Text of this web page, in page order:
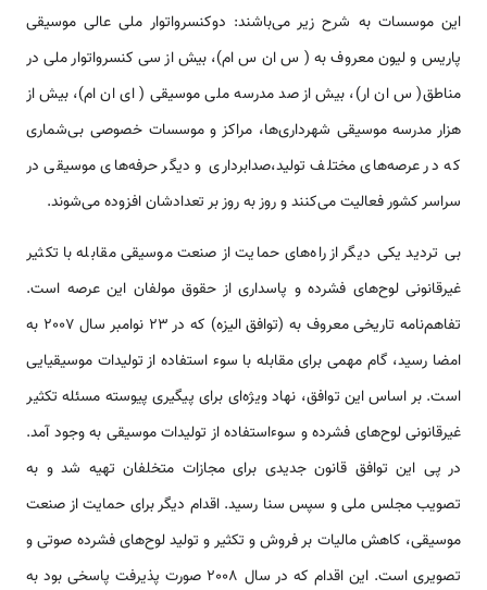
این موسسات به شرح زیر می‌باشند: دوکنسرواتوار ملی عالی موسیقی
پاریس و لیون معروف به ( س ان س ام)، بیش از سی کنسرواتوار ملی در
مناطق( س ان ار)، بیش از صد مدرسه ملی موسیقی ( ای ان ام)، بیش از
هزار مدرسه موسیقی شهرداری‌ها، مراکز و موسسات خصوصی بی‌شماری
که در عرصه‌های مختلف تولید،صدابرداری و دیگر حرفه‌های موسیقی در
سراسر کشور فعالیت می‌کنند و روز به روز بر تعدادشان افزوده می‌شوند.
بی تردید یکی دیگر از راه‌های حمایت از صنعت موسیقی مقابله با تکثیر
غیرقانونی لوح‌های فشرده و پاسداری از حقوق مولفان این عرصه است.
تفاهم‌نامه تاریخی معروف به (توافق الیزه) که در 23 نوامبر سال 2007 به
امضا رسید، گام مهمی برای مقابله با سوء استفاده از تولیدات موسیقیایی
است. بر اساس این توافق، نهاد ویژه‌ای برای پیگیری پیوسته مسئله تکثیر
غیرقانونی لوح‌های فشرده و سوءاستفاده از تولیدات موسیقی به وجود آمد.
در پی این توافق قانون جدیدی برای مجازات متخلفان تهیه شد و به
تصویب مجلس ملی و سپس سنا رسید. اقدام دیگر برای حمایت از صنعت
موسیقی، کاهش مالیات بر فروش و تکثیر و تولید لوح‌های فشرده صوتی و
تصویری است. این اقدام که در سال 2008 صورت پذیرفت پاسخی بود به